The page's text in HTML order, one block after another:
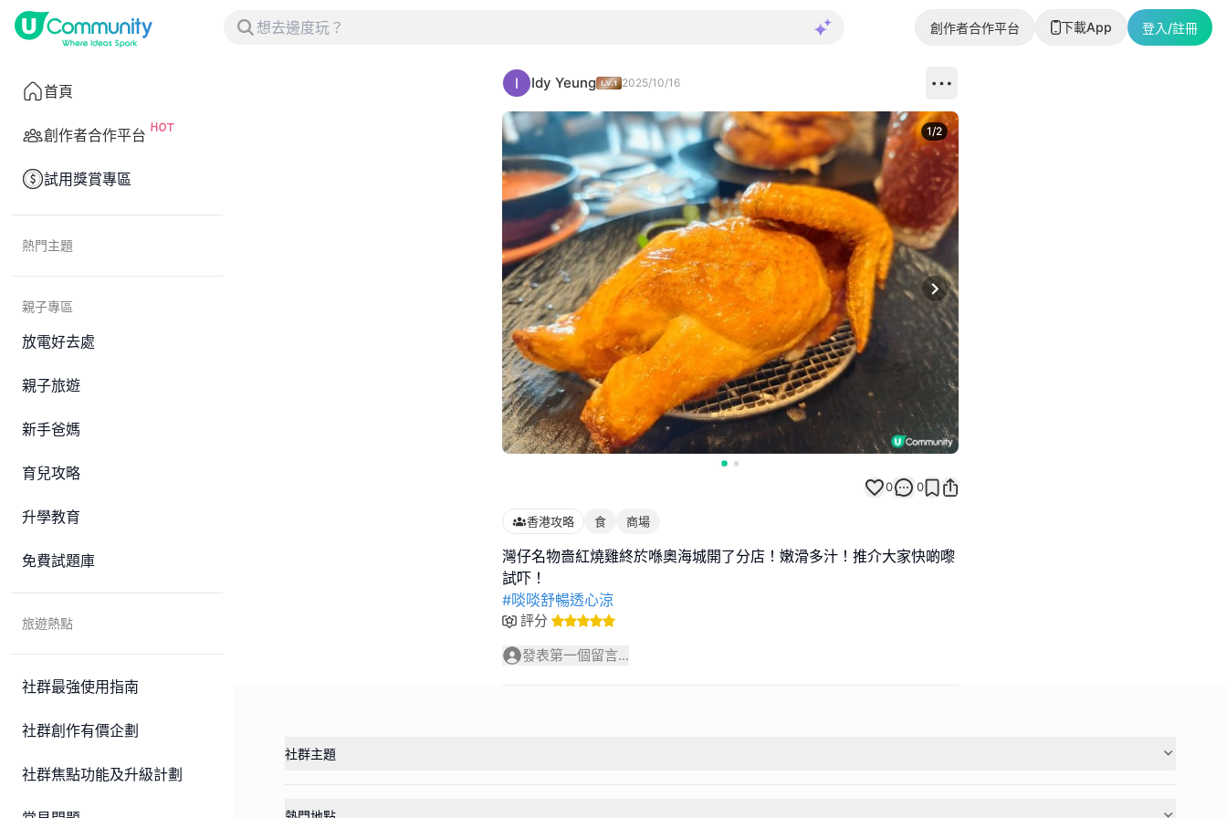
創作者合作平台 下載App 登入/註冊
首頁
創作者合作平台
試用獎賞專區
熱門主題
親子專區
放電好去處
親子旅遊
新手爸媽
育兒攻略
升學教育
免費試題庫
旅遊熱點
社群最強使用指南
社群創作有價企劃
社群焦點功能及升級計劃
Idy Yeung 2025/10/16
Next slide
1/2
0 0
香港攻略 食 商場
灣仔名物嗇紅燒雞終於喺奧海城開了分店！嫩滑多汁！推介大家快啲嚟
#啖啖舒暢透心涼
評分
發表第一個留言...
社群主題